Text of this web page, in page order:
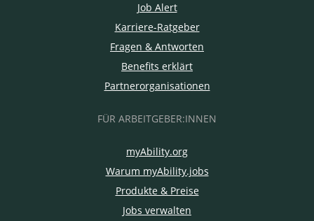
Job Alert
Karriere-Ratgeber
Fragen & Antworten
Benefits erklärt
Partnerorganisationen
FÜR ARBEITGEBER:INNEN
myAbility.org
Warum myAbility.jobs
Produkte & Preise
Jobs verwalten